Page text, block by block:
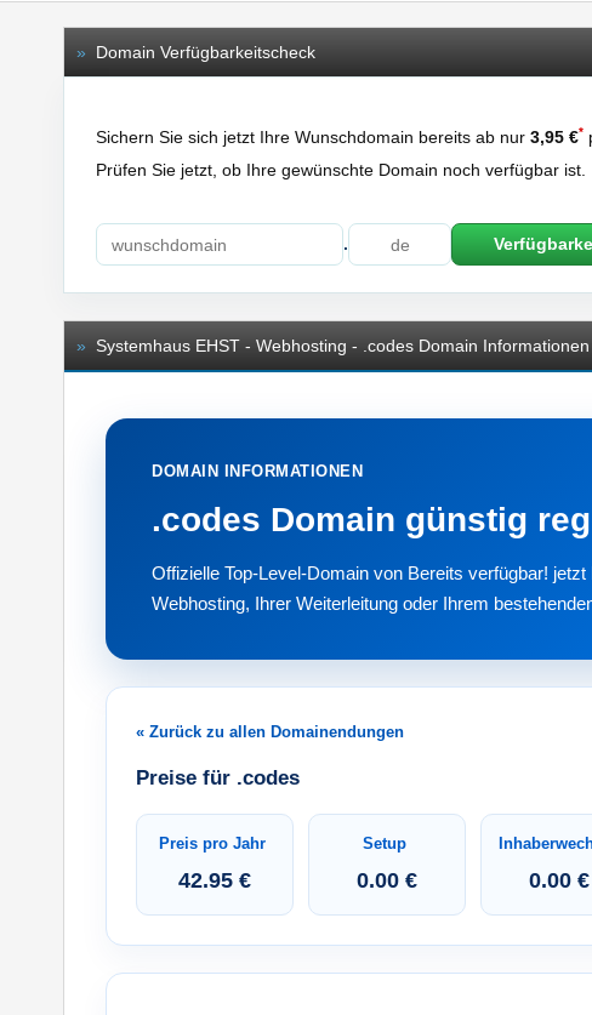
» Domain Verfügbarkeitscheck
Sichern Sie sich jetzt Ihre Wunschdomain bereits ab nur 3,95 €*
Prüfen Sie jetzt, ob Ihre gewünschte Domain noch verfügbar ist.
.
» Systemhaus EHST - Webhosting - .codes Domain Informationen
DOMAIN INFORMATIONEN
.codes Domain günstig
Offizielle Top-Level-Domain von Bereits verfügbar!
Webhosting, Ihrer Weiterleitung oder Ihrem
« Zurück zu allen Domainendungen
Preise für .codes
Preis pro Jahr
42.95 €
Setup
0.00 € 0.00 €